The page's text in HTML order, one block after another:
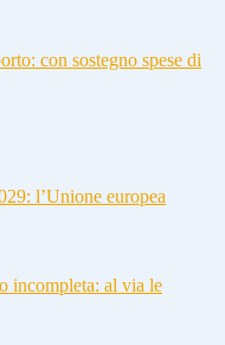
con sostegno spese di
l’Unione europea
incompleta: al via le